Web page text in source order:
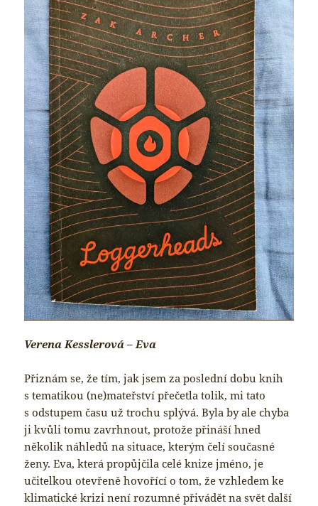
Verena Kesslerová – Eva
Přiznám se, že tím, jak jsem za poslední dobu knih
s tematikou (ne)mateřství přečetla tolik, mi tato
s odstupem času už trochu splývá. Byla by ale chyba
ji kvůli tomu zavrhnout, protože přináší hned
několik náhledů na situace, kterým čelí současné
ženy. Eva, která propůjčila celé knize jméno, je
učitelkou otevřeně hovořící o tom, že vzhledem ke
klimatické krizi není rozumné přivádět na svět další